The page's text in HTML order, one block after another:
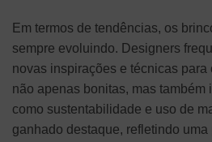
Em termos de tendências, os
sempre evoluindo. Designers
novas inspirações e técnicas para
não apenas bonitas, mas também
como sustentabilidade e uso de
ganhado destaque, refletindo